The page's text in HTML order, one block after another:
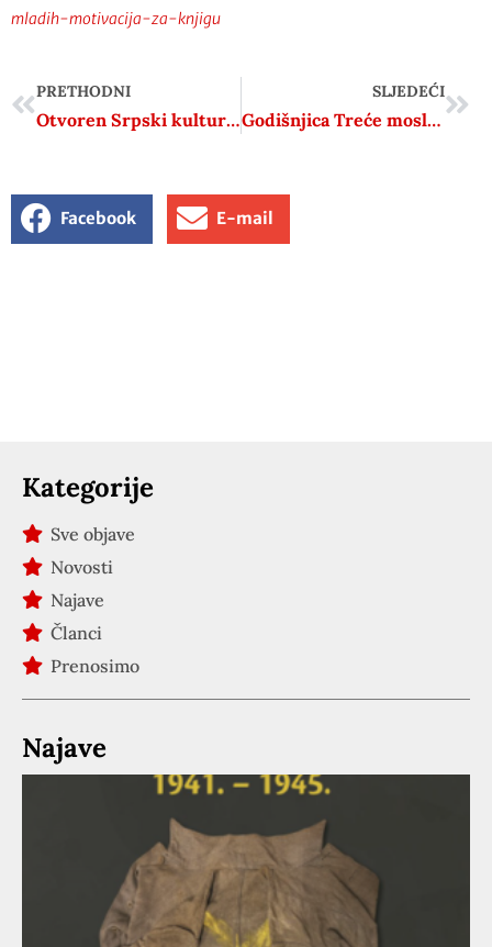
mladih-motivacija-za-knjigu
PRETHODNI
Otvoren Srpski kulturni centar u Zagrebu
SLJEDEĆI
Godišnjica Treće moslavačke
Facebook E-mail
Kategorije
Sve objave
Novosti
Najave
Članci
Prenosimo
Najave